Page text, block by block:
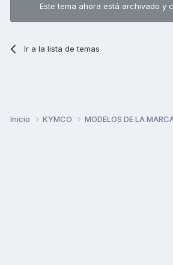
Este tema ahora está archivado y
Ir a la lista de temas
Inicio KYMCO MODELOS DE LA